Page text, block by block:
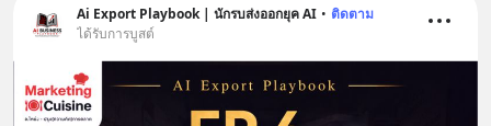
Ai Export Playbook | นักรบส่งออกยุค AI • ติดตาม
ได้รับการบูสต์